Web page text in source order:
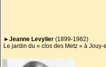
familial des
comme il le
►Jeanne Levylier (1899-1982)
Le jardin du « clos des Metz » à